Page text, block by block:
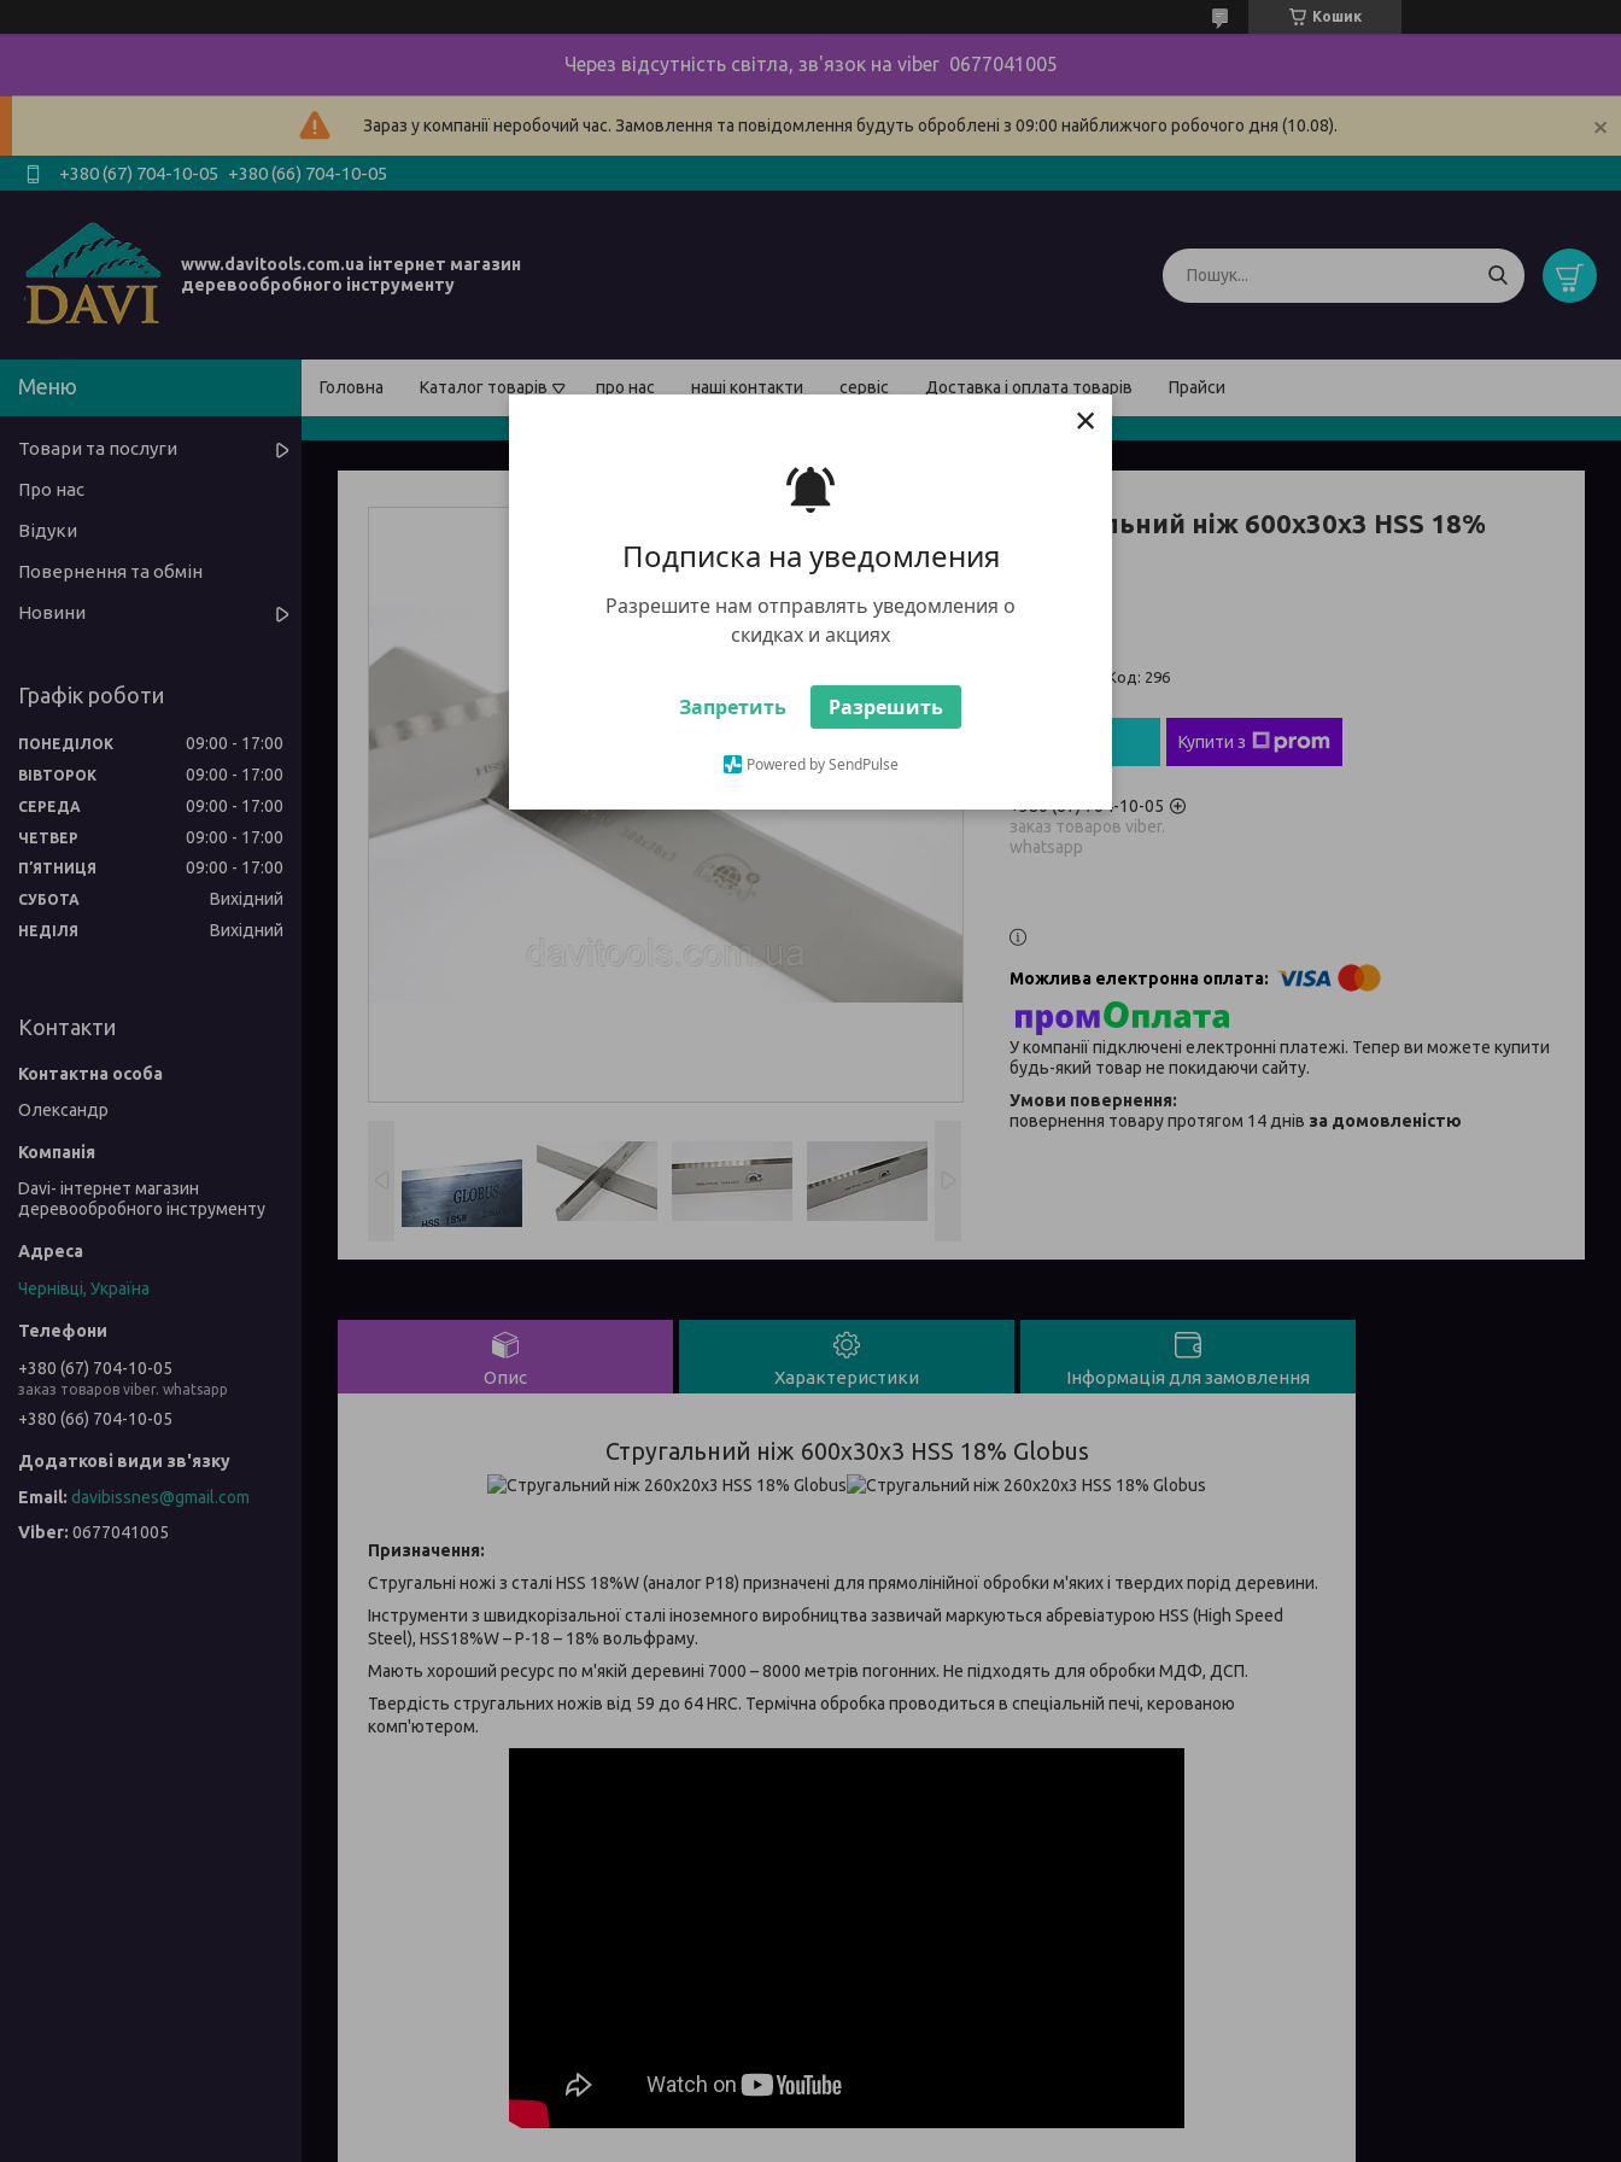
Подписка на уведомления
Разрешите нам отправлять уведомления о
скидках и акциях
Запретить Разрешить
Powered by SendPulse
×
Кошик
Через відсутність світла, зв'язок на viber 0677041005
Зараз у компанії неробочий час. Замовлення та повідомлення будуть оброблені з 09:00 найближчого робочого дня (10.08).
+380 (67) 704-10-05 +380 (66) 704-10-05
www.davitools.com.ua інтернет магазин
деревообробного інструменту
Головна Каталог товарів про нас наші контакти сервіс Доставка і оплата товарів Прайси
Стругальний ніж 600x30x3 HSS 18%
Код: 296
Купити з
+380 (67) 704-10-05
заказ товаров viber.
whatsapp
У компанії підключені електронні платежі. Тепер ви можете купити
будь-який товар не покидаючи сайту.
повернення товару протягом 14 днів за домовленістю
Опис Характеристики Інформація для замовлення
Стругальний ніж 600x30x3 HSS 18% Globus
Призначення:
Стругальні ножі з сталі HSS 18%W (аналог Р18) призначені для прямолінійної обробки м'яких і твердих порід деревини.
Інструменти з швидкорізальної сталі іноземного виробництва зазвичай маркуються абревіатурою HSS (High Speed
Steel), HSS18%W – Р-18 – 18% вольфраму.
Мають хороший ресурс по м'якій деревині 7000 – 8000 метрів погонних. Не підходять для обробки МДФ, ДСП.
Твердість стругальних ножів від 59 до 64 HRC. Термічна обробка проводиться в спеціальній печі, керованою
комп'ютером.
Товари та послуги
Про нас
Відуки
Повернення та обмін
Новини
Графік роботи
ПОНЕДІЛОК 09:00 17:00
ВІВТОРОК 09:00 17:00
СЕРЕДА 09:00 17:00
ЧЕТВЕР 09:00 17:00
ПʼЯТНИЦЯ 09:00 17:00
СУБОТА Вихідний
НЕДІЛЯ Вихідний
Контакти
Олександр
Davi- інтернет магазин
деревообробного інструменту
Чернівці, Україна
+380 (67) 704-10-05
заказ товаров viber. whatsapp
+380 (66) 704-10-05
davibissnes@gmail.com
0677041005